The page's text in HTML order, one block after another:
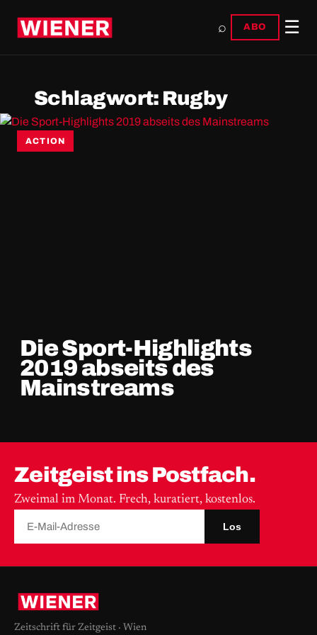
⌕ ABO ☰
Schlagwort: Rugby
ACTION
Die Sport-Highlights
2019 abseits des
Mainstreams
Zeitgeist ins Postfach.
Zweimal im Monat. Frech, kuratiert, kostenlos.
Los
Zeitschrift für Zeitgeist · Wien